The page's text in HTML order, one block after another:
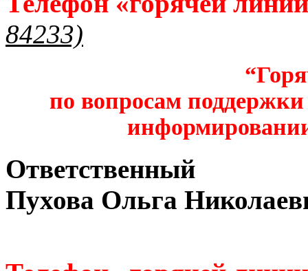
84233)
по вопросам поддержки
Ответственный
Пухова Ольга